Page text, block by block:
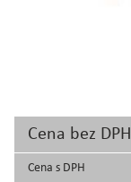
Cena bez DPH
Cena s DPH